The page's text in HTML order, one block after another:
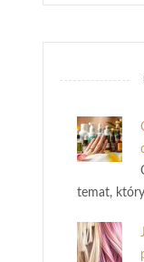
temat,